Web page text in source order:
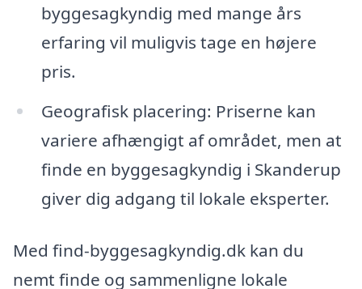
byggesagkyndig med mange års
erfaring vil muligvis tage en højere
pris.
Geografisk placering: Priserne kan
variere afhængigt af området, men at
finde en byggesagkyndig i Skanderup
giver dig adgang til lokale eksperter.
Med find-byggesagkyndig.dk kan du
nemt finde og sammenligne lokale